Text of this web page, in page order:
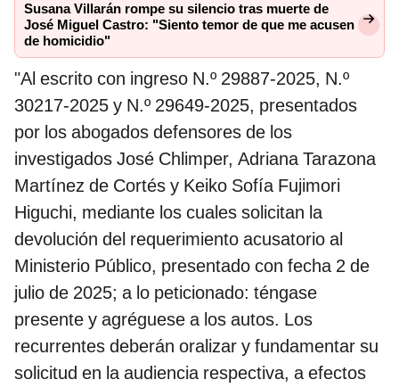
Susana Villarán rompe su silencio tras muerte de
José Miguel Castro: "Siento temor de que me acusen
de homicidio"
"Al escrito con ingreso N.º 29887-2025, N.º
30217-2025 y N.º 29649-2025, presentados
por los abogados defensores de los
investigados José Chlimper, Adriana Tarazona
Martínez de Cortés y Keiko Sofía Fujimori
Higuchi, mediante los cuales solicitan la
devolución del requerimiento acusatorio al
Ministerio Público, presentado con fecha 2 de
julio de 2025; a lo peticionado: téngase
presente y agréguese a los autos. Los
recurrentes deberán oralizar y fundamentar su
solicitud en la audiencia respectiva, a efectos